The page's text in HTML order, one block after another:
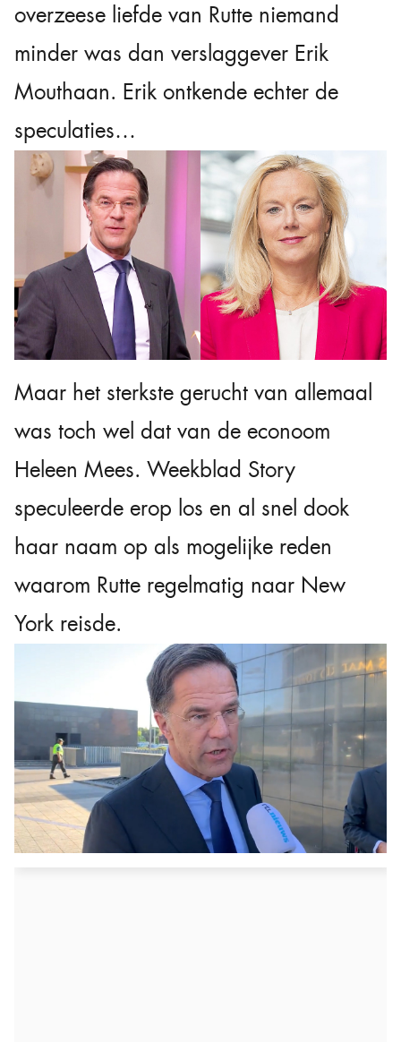
overzeese liefde van Rutte niemand
minder was dan verslaggever Erik
Mouthaan. Erik ontkende echter de
speculaties…
Maar het sterkste gerucht van allemaal
was toch wel dat van de econoom
Heleen Mees. Weekblad Story
speculeerde erop los en al snel dook
haar naam op als mogelijke reden
waarom Rutte regelmatig naar New
York reisde.